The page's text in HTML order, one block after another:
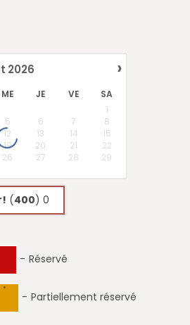
›
2026
ME JE VE
SA
1
5 6 7
8
12 13 14
15
19 20 21
22
26 27 28
29
(400) 0
- Réservé
·
- Partiellement réservé